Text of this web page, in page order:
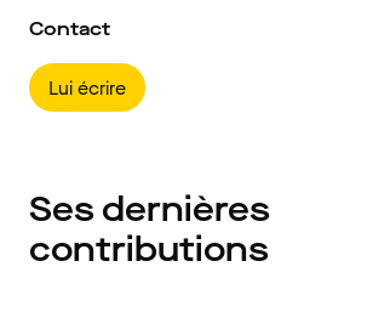
Contact
Lui écrire
Ses dernières
contributions